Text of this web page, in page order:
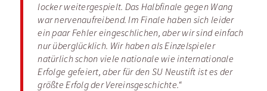
locker weitergespielt. Das Halbfinale gegen Wang
war nervenaufreibend. Im Finale haben sich leider
ein paar Fehler eingeschlichen, aber wir sind einfach
nur überglücklich. Wir haben als Einzelspieler
natürlich schon viele nationale wie internationale
Erfolge gefeiert, aber für den SU Neustift ist es der
größte Erfolg der Vereinsgeschichte.“